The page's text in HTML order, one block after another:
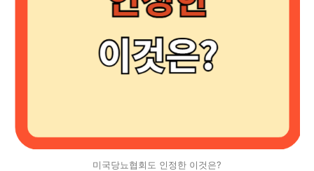
미국당뇨협회도 인정한 이것은?